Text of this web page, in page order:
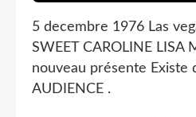
5 decembre 1976 Las
SWEET CAROLINE LISA
nouveau présente Existe
AUDIENCE .